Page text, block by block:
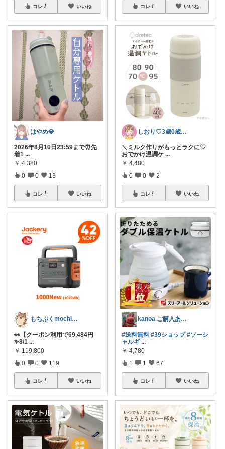
コレ いいね
はやめ💎
2026年8月10日23:59まで⏰先
着1 ...
￥ 4,380
0 0 13
コレ いいね
もちぷくmochipuku☘️5日感謝
👀【クーポン利用で69,484円
✨️8/1 ...
￥ 119,800
0 0 119
コレ いいね
コレ いいね
しおり♡3歳0歳子育て中
＼ミルク作りがもっとラクに♡
おでかけ温調ケ ...
￥ 4,480
0 0 2
コレ いいね
kanoa ご購入ありがとうございます
#送料無料 #39ショップ #ソーシ
ャルギ ...
￥ 4,780
1 1 67
コレ いいね